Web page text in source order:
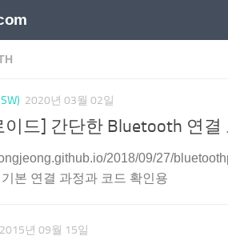
2020년 03월 02일
이드] 간단한 Bluetooth 연결
2018/09/27/
본 연결 과정과 코드 확인용
2015년 09월 15일